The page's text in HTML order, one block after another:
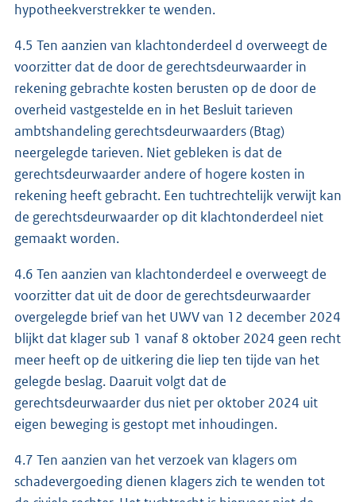
hypotheekverstrekker te wenden.
4.5 Ten aanzien van klachtonderdeel d overweegt de
voorzitter dat de door de gerechtsdeurwaarder in
rekening gebrachte kosten berusten op de door de
overheid vastgestelde en in het Besluit tarieven
ambtshandeling gerechtsdeurwaarders (Btag)
neergelegde tarieven. Niet gebleken is dat de
gerechtsdeurwaarder andere of hogere kosten in
rekening heeft gebracht. Een tuchtrechtelijk verwijt kan
de gerechtsdeurwaarder op dit klachtonderdeel niet
gemaakt worden.
4.6 Ten aanzien van klachtonderdeel e overweegt de
voorzitter dat uit de door de gerechtsdeurwaarder
overgelegde brief van het UWV van 12 december 2024
blijkt dat klager sub 1 vanaf 8 oktober 2024 geen recht
meer heeft op de uitkering die liep ten tijde van het
gelegde beslag. Daaruit volgt dat de
gerechtsdeurwaarder dus niet per oktober 2024 uit
eigen beweging is gestopt met inhoudingen.
4.7 Ten aanzien van het verzoek van klagers om
schadevergoeding dienen klagers zich te wenden tot